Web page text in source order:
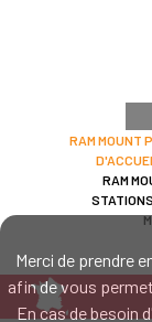
Merci de prendre
afin de vous
En cas de besoin
RAM MOUNT
RAM